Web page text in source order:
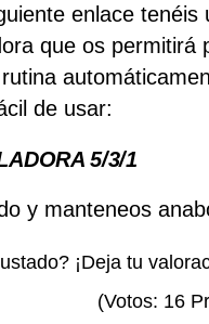
enlace tenéis
que os permitirá
de usar:
5/3/1
y manteneos
¡Deja tu
(Votos: 16